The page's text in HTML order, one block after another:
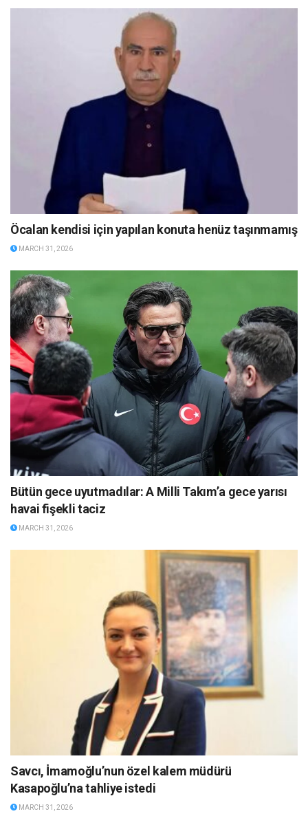
Öcalan kendisi için yapılan konuta henüz taşınmamış
MARCH 31, 2026
Bütün gece uyutmadılar: A Milli Takım’a gece yarısı
havai fişekli taciz
MARCH 31, 2026
Savcı, İmamoğlu’nun özel kalem müdürü
Kasapoğlu’na tahliye istedi
MARCH 31, 2026